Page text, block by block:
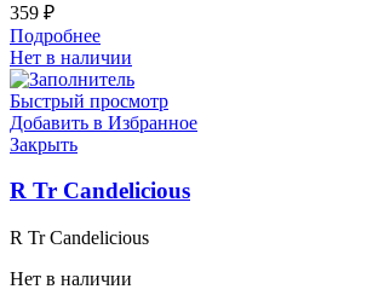
359 ₽
Подробнее
Нет в наличии
Быстрый просмотр
Добавить в Избранное
Закрыть
R Tr Candelicious
R Tr Candelicious
Нет в наличии